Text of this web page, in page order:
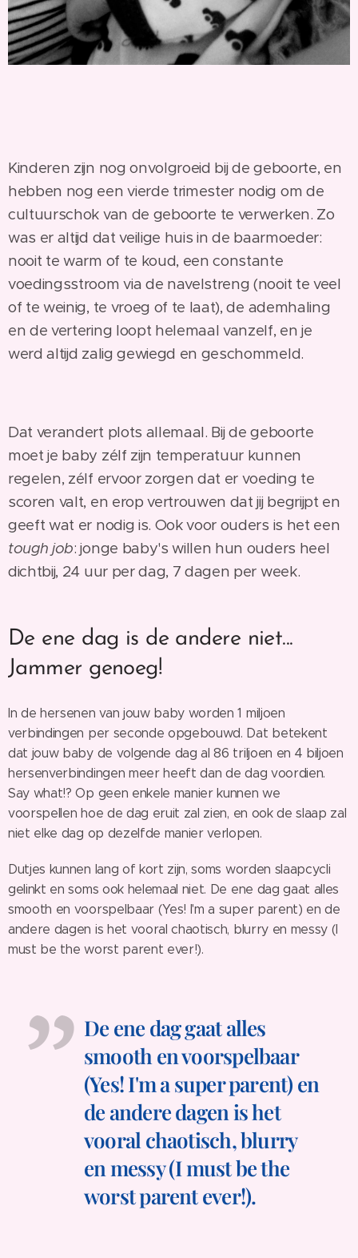
Kinderen zijn nog onvolgroeid bij de geboorte, en
hebben nog een vierde trimester nodig om de
cultuurschok van de geboorte te verwerken. Zo
was er altijd dat veilige huis in de baarmoeder:
nooit te warm of te koud, een constante
voedingsstroom via de navelstreng (nooit te veel
of te weinig, te vroeg of te laat), de ademhaling
en de vertering loopt helemaal vanzelf, en je
werd altijd zalig gewiegd en geschommeld.
Dat verandert plots allemaal. Bij de geboorte
moet je baby zélf zijn temperatuur kunnen
regelen, zélf ervoor zorgen dat er voeding te
scoren valt, en erop vertrouwen dat jij begrijpt en
geeft wat er nodig is. Ook voor ouders is het een
tough job: jonge baby's willen hun ouders heel
dichtbij, 24 uur per dag, 7 dagen per week.
De ene dag is de andere niet...
Jammer genoeg!
In de hersenen van jouw baby worden 1 miljoen
verbindingen per seconde opgebouwd. Dat betekent
dat jouw baby de volgende dag al 86 triljoen en 4 biljoen
hersenverbindingen meer heeft dan de dag voordien.
Say what!? Op geen enkele manier kunnen we
voorspellen hoe de dag eruit zal zien, en ook de slaap zal
niet elke dag op dezelfde manier verlopen.
Dutjes kunnen lang of kort zijn, soms worden slaapcycli
gelinkt en soms ook helemaal niet. De ene dag gaat alles
smooth en voorspelbaar (Yes! I'm a super parent) en de
andere dagen is het vooral chaotisch, blurry en messy (I
must be the worst parent ever!).
De ene dag gaat alles
smooth en voorspelbaar
(Yes! I'm a super parent) en
de andere dagen is het
vooral chaotisch, blurry
en messy (I must be the
worst parent ever!).